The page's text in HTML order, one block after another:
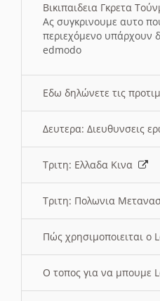
Βικιπαιδεια Γκρετα
Ας συγκρινουμε αυτο
περιεχόμενο υπάρχουν
edmodo
Εδω δηλώνετε τις
Δευτερα: Διευθυνσεις
Τριτη: Ελλαδα Κινα
Τριτη: Πολωνια
Πώς χρησιμοποιειται ο
O τοπος για να μπουμε